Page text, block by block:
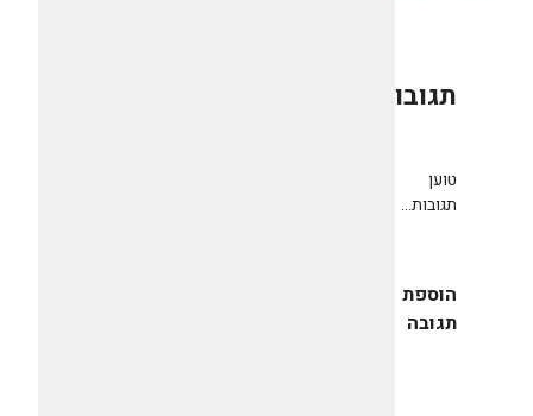
תגובות
טוען
תגובות...
הוספת
תגובה